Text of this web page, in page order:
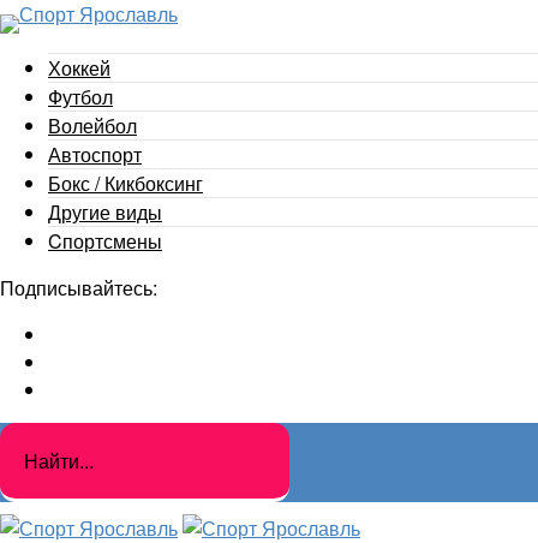
Хоккей
Футбол
Волейбол
Автоспорт
Бокс / Кикбоксинг
Другие виды
Cпортсмены
Подписывайтесь: